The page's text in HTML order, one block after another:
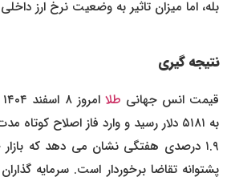
بله، اما میزان تاثیر به وضعیت نرخ ارز داخلی
نتیجه گیری
قیمت انس جهانیطلا
به ۵۱۸۱ دلار رسید و وارد فاز اصلاح کوتاه
۱.۹ درصدی هفتگی نشان می دهد که بازار
پشتوانه تقاضا برخوردار است. سرمایه گذاران